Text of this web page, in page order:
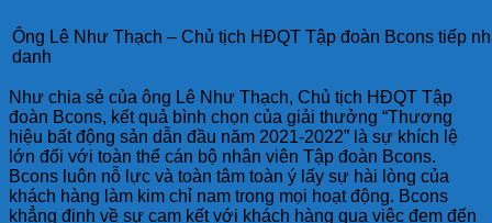
Ông Lê Như Thạch – Chủ tịch HĐQT Tập đoàn Bcons tiếp
danh
Như chia sẻ của ông Lê Như Thạch, Chủ tịch HĐQT Tập
đoàn Bcons, kết quả bình chọn của giải thưởng “Thương
hiệu bất động sản dẫn đầu năm 2021-2022” là sự khích lệ
lớn đối với toàn thể cán bộ nhân viên Tập đoàn Bcons.
Bcons luôn nỗ lực và toàn tâm toàn ý lấy sự hài lòng của
khách hàng làm kim chỉ nam trong mọi hoạt động. Bcons
khẳng định về sự cam kết với khách hàng qua việc đem đến